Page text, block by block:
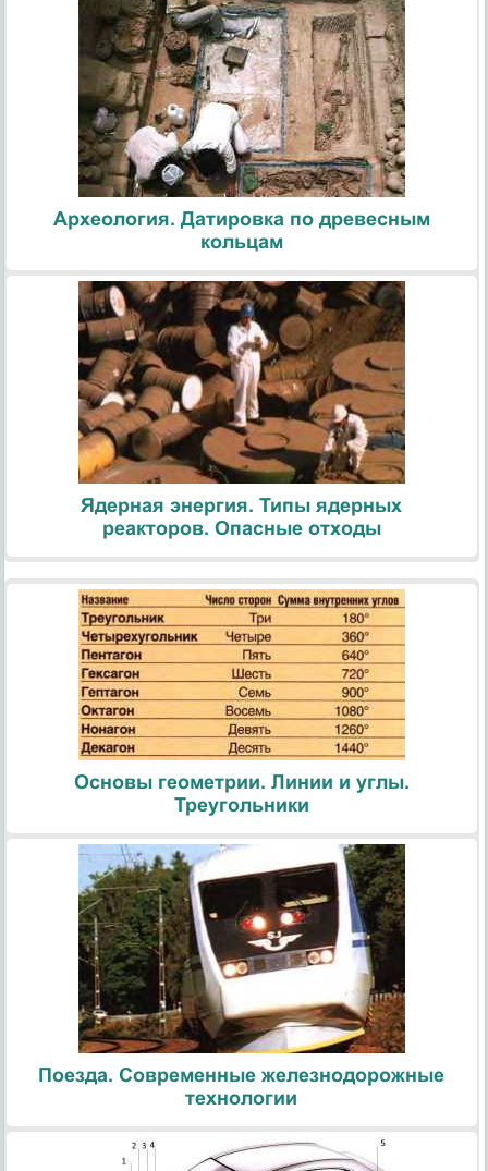
Археология. Датировка по древесным
кольцам
Ядерная энергия. Типы ядерных
реакторов. Опасные отходы
Основы геометрии. Линии и углы.
Треугольники
Поезда. Современные железнодорожные
технологии